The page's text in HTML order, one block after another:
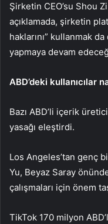
Şirketin CEO’su Shou
açıklamada, şirketin
haklarını” kullanmak
yapmaya devam
ABD’deki kullanıcılar
Bazı ABD’li içerik
yasağı eleştirdi.
Los Angeles’tan genç
Yu, Beyaz Saray
çalışmaları için önem
TikTok 170 milyon